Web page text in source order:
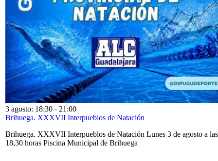
3 agosto: 18:30 - 21:00
Brihuega. XXXVII Interpueblos de Natación
Brihuega. XXXVII Interpueblos de Natación Lunes 3 de agosto a las
18,30 horas Piscina Municipal de Brihuega